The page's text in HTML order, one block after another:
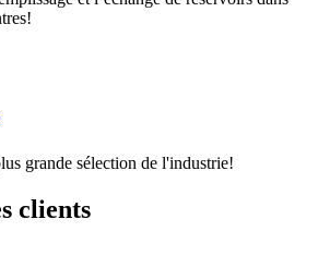
grande sélection de l'industrie!
clients